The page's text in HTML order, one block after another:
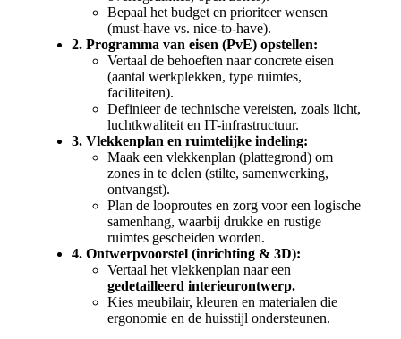
Bepaal het budget en prioriteer wensen
(must-have vs. nice-to-have).
2.Programma van eisen (PvE) opstellen:
Vertaal de behoeften naar concrete eisen
(aantal werkplekken, type ruimtes,
faciliteiten).
Definieer de technische vereisten, zoals licht,
luchtkwaliteit en IT-infrastructuur.
3.Vlekkenplan en ruimtelijke indeling:
Maak een vlekkenplan (plattegrond) om
zones in te delen (stilte, samenwerking,
ontvangst).
Plan de looproutes en zorg voor een logische
samenhang, waarbij drukke en rustige
ruimtes gescheiden worden.
4.Ontwerpvoorstel (inrichting & 3D):
Vertaal het vlekkenplan naar een
gedetailleerd interieurontwerp.
Kies meubilair, kleuren en materialen die
ergonomie en de huisstijl ondersteunen.